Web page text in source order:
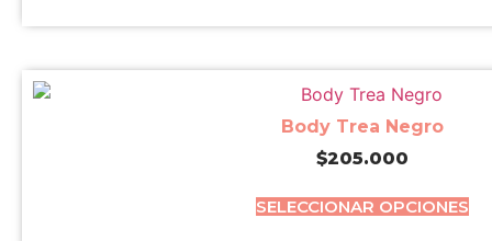
Body Trea Negro
$205.000
SELECCIONAR OPCIONES